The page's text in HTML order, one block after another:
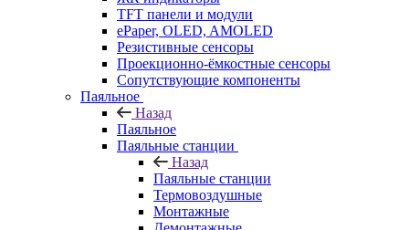
TFT панели и модули
ePaper, OLED, AMOLED
Резистивные сенсоры
Проекционно-ёмкостные сенсоры
Сопутствующие компоненты
Паяльное
Назад
Паяльное
Паяльные станции
Назад
Паяльные станции
Термовоздушные
Монтажные